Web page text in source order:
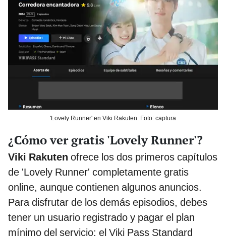
'Lovely Runner' en Viki Rakuten. Foto: captura
¿Cómo ver gratis 'Lovely Runner'?
Viki Rakuten ofrece los dos primeros capítulos
de 'Lovely Runner' completamente gratis
online, aunque contienen algunos anuncios.
Para disfrutar de los demás episodios, debes
tener un usuario registrado y pagar el plan
mínimo del servicio: el Viki Pass Standard